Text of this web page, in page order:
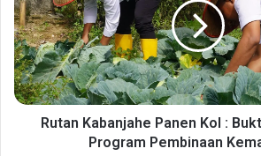
u
h
J
a
j
a
a
n
K
a
b
a
Rutan Kabanjahe Panen Kol :
Program Pembinaan